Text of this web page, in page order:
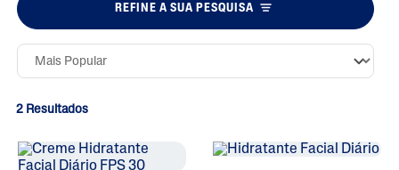
REFINE A SUA PESQUISA
2 Resultados